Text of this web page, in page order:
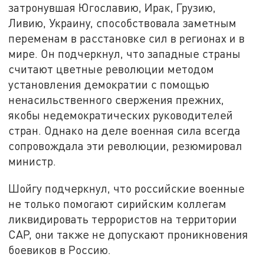
затронувшая Югославию, Ирак, Грузию,
Ливию, Украину, способствовала заметным
переменам в расстановке сил в регионах и в
мире. Он подчеркнул, что западные страны
считают цветные революции методом
установления демократии с помощью
ненасильственного свержения прежних,
якобы недемократических руководителей
стран. Однако на деле военная сила всегда
сопровождала эти революции, резюмировал
министр.
Шойгу подчеркнул, что российские военные
не только помогают сирийским коллегам
ликвидировать террористов на территории
САР, они также не допускают проникновения
боевиков в Россию.